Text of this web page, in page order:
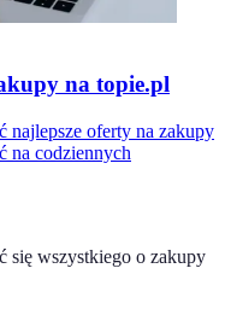
na topie.pl
najlepsze oferty na zakupy
na codziennych
się wszystkiego o zakupy